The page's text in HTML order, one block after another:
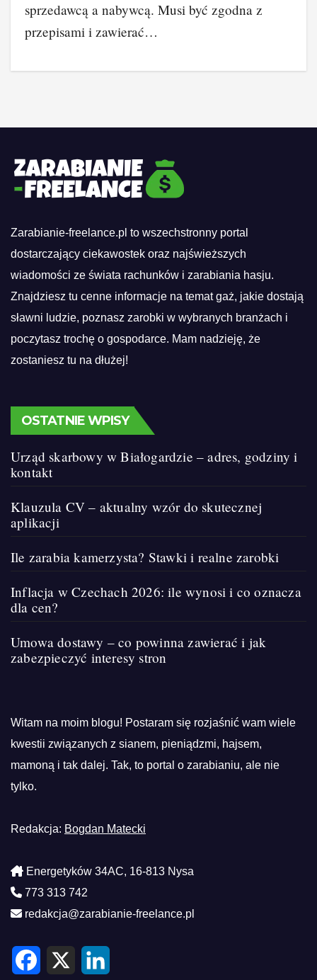
sprzedawcą a nabywcą. Musi być zgodna z
przepisami i zawierać…
Zarabianie-freelance.pl to wszechstronny portal
dostarczający ciekawostek oraz najświeższych
wiadomości ze świata rachunków i zarabiania hasju.
Znajdziesz tu cenne informacje na temat gaż, jakie dostają
sławni ludzie, poznasz zarobki w wybranych branżach i
poczytasz trochę o gospodarce. Mam nadzieję, że
zostaniesz tu na dłużej!
OSTATNIE WPISY
Urząd skarbowy w Białogardzie – adres, godziny i
kontakt
Klauzula CV – aktualny wzór do skutecznej
aplikacji
Ile zarabia kamerzysta? Stawki i realne zarobki
Inflacja w Czechach 2026: ile wynosi i co oznacza
dla cen?
Umowa dostawy – co powinna zawierać i jak
zabezpieczyć interesy stron
Witam na moim blogu! Postaram się rozjaśnić wam wiele
kwestii związanych z sianem, pieniądzmi, hajsem,
mamoną i tak dalej. Tak, to portal o zarabianiu, ale nie
tylko.
Redakcja: Bogdan Matecki
Energetyków 34AC, 16-813 Nysa
773 313 742
redakcja@zarabianie-freelance.pl
F
X